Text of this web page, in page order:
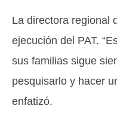
La directora regional
ejecución del PAT.
sus familias sigue
pesquisarlo y hacer
enfatizó.